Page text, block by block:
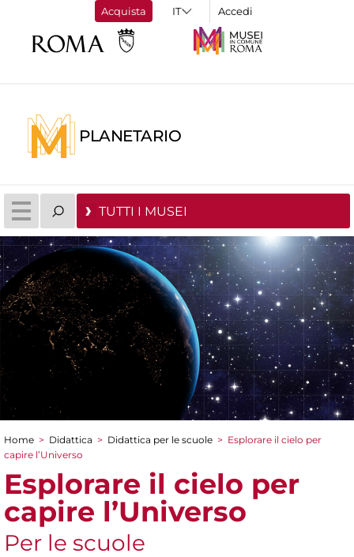
Acquista Accedi
PLANETARIO
TUTTI I MUSEI
Tu sei qui
Home > Didattica > Didattica per le scuole > Esplorare il cielo per
capire l’Universo
Esplorare il cielo per
capire l’Universo
Per le scuole